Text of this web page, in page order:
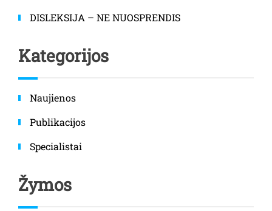
DISLEKSIJA – NE NUOSPRENDIS
Kategorijos
Naujienos
Publikacijos
Specialistai
Žymos